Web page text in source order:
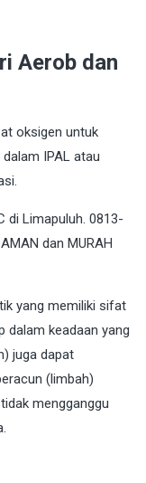
Aerob dan
oksigen untuk
IPAL atau
yang memiliki sifat
dalam keadaan yang
juga dapat
(limbah)
mengganggu